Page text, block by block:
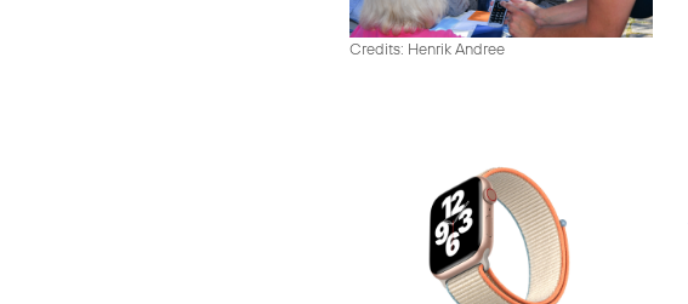
Credits: Henrik Andree